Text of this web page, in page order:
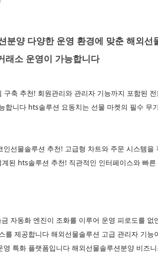
분양 다양한 운영 환경에 맞춘 해외
래소 운영이 가능합니다
축 추천! 회원관리와 관리자 기능까지 포함된
합니다 hts솔루션 요동치는 선물 마켓의 필수 무
선물솔루션 추천! 고급형 차트와 주문 시스템
된 hts솔루션 추천! 직관적인 인터페이스와 빠
자동화 엔진이 조화를 이루어 운영 피로도를 없
를 제공합니다 해외선물솔루션 고급 관리자 기
특화 플랫폼입니다 해외선물솔루션분양 비즈